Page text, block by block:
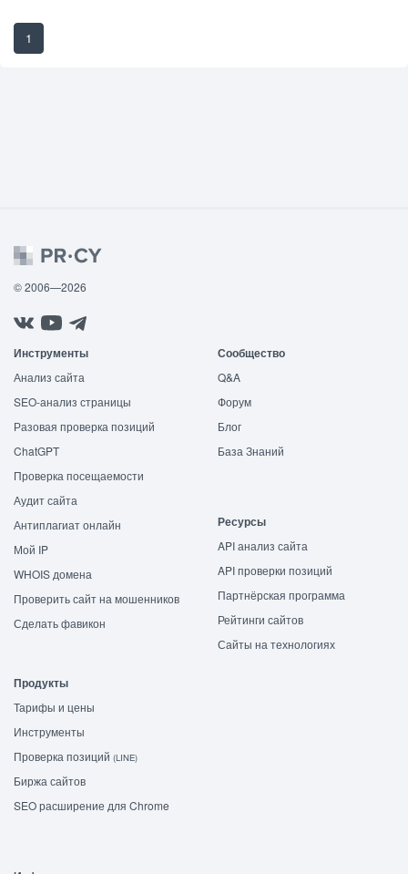
1
© 2006—2026
Инструменты
Анализ сайта
SEO-анализ страницы
Разовая проверка позиций
ChatGPT
Проверка посещаемости
Аудит сайта
Антиплагиат онлайн
Мой IP
WHOIS домена
Проверить сайт на мошенников
Сделать фавикон
Сообщество
Q&A
Форум
Блог
База Знаний
Ресурсы
API анализ сайта
API проверки позиций
Партнёрская программа
Рейтинги сайтов
Сайты на технологиях
Продукты
Тарифы и цены
Инструменты
Проверка позиций (LINE)
Биржа сайтов
SEO расширение для Chrome